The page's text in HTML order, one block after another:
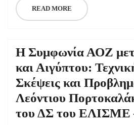
READ MORE
Η Συμφωνία ΑΟΖ
και Αιγύπτου:
Σκέψεις και
Λεόντιου
του ΔΣ του ΕΛΙΣΜΕ